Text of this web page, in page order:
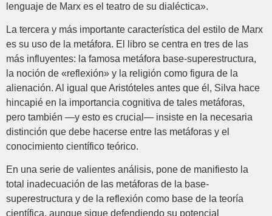
lenguaje de Marx es el teatro de su dialéctica».
La tercera y más importante característica del estilo de Marx
es su uso de la metáfora. El libro se centra en tres de las
más influyentes: la famosa metáfora base-superestructura,
la noción de «reflexión» y la religión como figura de la
alienación. Al igual que Aristóteles antes que él, Silva hace
hincapié en la importancia cognitiva de tales metáforas,
pero también —y esto es crucial— insiste en la necesaria
distinción que debe hacerse entre las metáforas y el
conocimiento científico teórico.
En una serie de valientes análisis, pone de manifiesto la
total inadecuación de las metáforas de la base-
superestructura y de la reflexión como base de la teoría
científica, aunque sigue defendiendo su potencial